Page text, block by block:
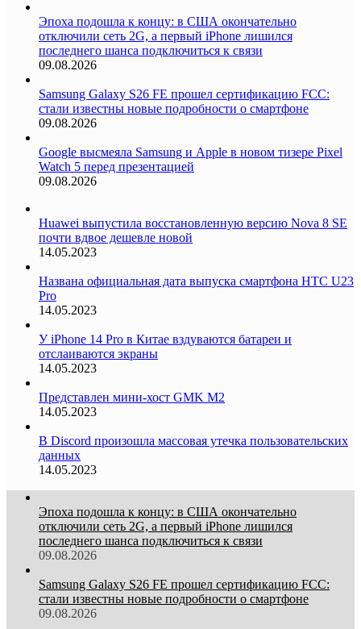
Эпоха подошла к концу: в США окончательно
отключили сеть 2G, а первый iPhone лишился
последнего шанса подключиться к связи
09.08.2026
Samsung Galaxy S26 FE прошел сертификацию FCC:
стали известны новые подробности о смартфоне
09.08.2026
Google высмеяла Samsung и Apple в новом тизере Pixel
Watch 5 перед презентацией
09.08.2026
Huawei выпустила восстановленную версию Nova 8 SE
почти вдвое дешевле новой
14.05.2023
Названа официальная дата выпуска смартфона HTC U23
Pro
14.05.2023
У iPhone 14 Pro в Китае вздуваются батареи и
отслаиваются экраны
14.05.2023
Представлен мини-хост GMK M2
14.05.2023
В Discord произошла массовая утечка пользовательских
данных
14.05.2023
Эпоха подошла к концу: в США окончательно
отключили сеть 2G, а первый iPhone лишился
последнего шанса подключиться к связи
09.08.2026
Samsung Galaxy S26 FE прошел сертификацию FCC:
стали известны новые подробности о смартфоне
09.08.2026